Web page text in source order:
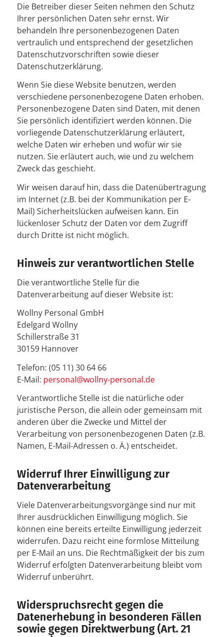
Die Betreiber dieser Seiten nehmen den Schutz
Ihrer persönlichen Daten sehr ernst. Wir
behandeln Ihre personenbezogenen Daten
vertraulich und entsprechend der gesetzlichen
Datenschutzvorschriften sowie dieser
Datenschutzerklärung.
Wenn Sie diese Website benutzen, werden
verschiedene personenbezogene Daten erhoben.
Personenbezogene Daten sind Daten, mit denen
Sie persönlich identifiziert werden können. Die
vorliegende Datenschutzerklärung erläutert,
welche Daten wir erheben und wofür wir sie
nutzen. Sie erläutert auch, wie und zu welchem
Zweck das geschieht.
Wir weisen darauf hin, dass die Datenübertragung
im Internet (z.B. bei der Kommunikation per E-
Mail) Sicherheitslücken aufweisen kann. Ein
lückenloser Schutz der Daten vor dem Zugriff
durch Dritte ist nicht möglich.
Hinweis zur verantwortlichen Stelle
Die verantwortliche Stelle für die
Datenverarbeitung auf dieser Website ist:
Wollny Personal GmbH
Edelgard Wollny
Schillerstraße 31
30159 Hannover
Telefon: (05 11) 30 64 66
E-Mail: personal@wollny-personal.de
Verantwortliche Stelle ist die natürliche oder
juristische Person, die allein oder gemeinsam mit
anderen über die Zwecke und Mittel der
Verarbeitung von personenbezogenen Daten (z.B.
Namen, E-Mail-Adressen o. Ä.) entscheidet.
Widerruf Ihrer Einwilligung zur
Datenverarbeitung
Viele Datenverarbeitungsvorgänge sind nur mit
Ihrer ausdrücklichen Einwilligung möglich. Sie
können eine bereits erteilte Einwilligung jederzeit
widerrufen. Dazu reicht eine formlose Mitteilung
per E-Mail an uns. Die Rechtmäßigkeit der bis zum
Widerruf erfolgten Datenverarbeitung bleibt vom
Widerruf unberührt.
Widerspruchsrecht gegen die
Datenerhebung in besonderen Fällen
sowie gegen Direktwerbung (Art. 21